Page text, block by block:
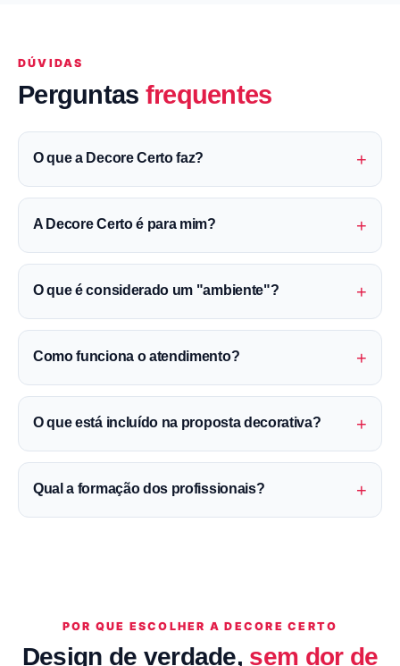
DÚVIDAS
Perguntas frequentes
O que a Decore Certo faz? +
A Decore Certo é para mim? +
O que é considerado um "ambiente"? +
Como funciona o atendimento? +
O que está incluído na proposta decorativa? +
Qual a formação dos profissionais? +
POR QUE ESCOLHER A DECORE CERTO
Design de verdade, sem dor de